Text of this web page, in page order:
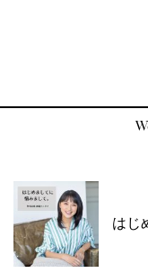
はじ